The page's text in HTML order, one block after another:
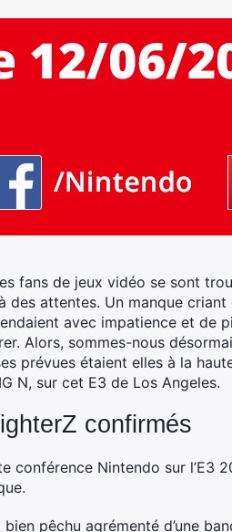
fans de jeux vidéo se sont
attentes. Un manque criant
avec impatience et de
Alors, sommes-nous
prévues étaient elles à la
N, sur cet E3 de Los Angeles.
confirmés
conférence Nintendo sur l’E3
pêchu agrémenté d’une